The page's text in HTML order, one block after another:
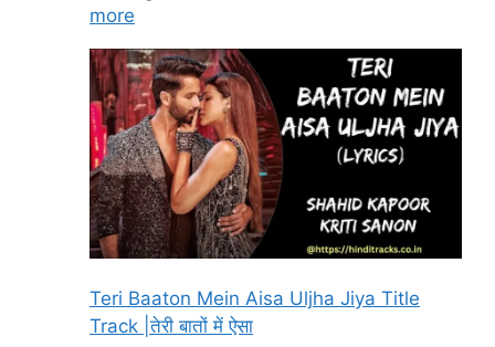
more
Teri Baaton Mein Aisa Uljha Jiya Title
Track |तेरी बातों में ऐसा